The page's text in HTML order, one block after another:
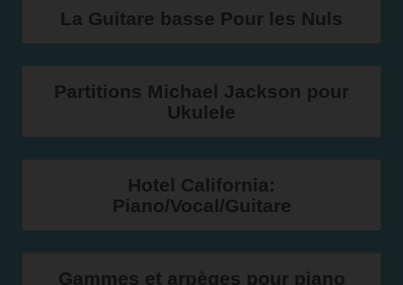
La Guitare basse Pour les Nuls
Partitions Michael Jackson pour
Ukulele
Hotel California:
Piano/Vocal/Guitare
Gammes et arpèges pour piano